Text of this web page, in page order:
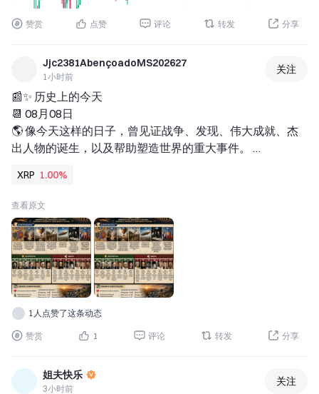
赞赏 点赞 评论 转发 分享
Jjc2381AbençoadoMS202627
1小时前
关注
📰✨ 历史上的今天
📆 08月08日
🌎 像今天这样的日子，曾见证战争、发现、伟大成就、杰
出人物的诞生，以及帮助塑造世界的重大事件。
🏰 870年——梅尔森条约：日耳曼人路易与秃头查理将洛塔
林吉亚王国划分给东法兰克王国和西法兰克王国。
⚔️ 1588年——英西战争：格拉沃利讷海战结束，西班牙无
敌舰队入侵英格兰的企图也随之终结。
🎈 1709年——巴托洛梅乌·德·古斯芒在葡萄牙国王若昂五
世面前展示热空气的升力，这是轻于空气飞行器公开展示的
最早实例之一。
🌍 1918年——第一次世界大战：亚眠战役开始，揭开了百
日攻势的序幕，并最终促成德国战败。
✈️ 1929年——德国齐柏林伯爵号飞艇开始其具有历史意义
⚖️ 1945年——法国、英国、苏联和美国签署《伦敦宪
章》，为纽伦堡审判确立法律基础。
XRP 1.00%
查看原文
1人点赞了这条动态
赞赏 1 评论 转发 分享
姐夫快乐
3小时前
关注